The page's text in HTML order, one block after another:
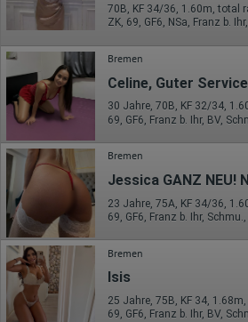
70B, KF 34/36, 1.60m, total
Bremen
Celine, Guter
Bremen
Jessica GANZ NEU!
Bremen
Isis